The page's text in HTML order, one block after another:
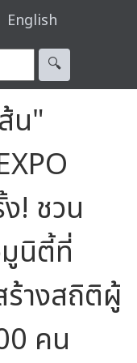
English
🔍︎
น"
! ชวน
นิตี้ที่
ร้างสถิติผู้
คน